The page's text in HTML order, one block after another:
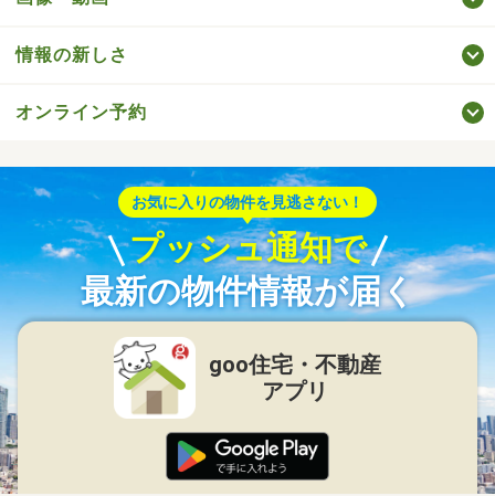
情報の新しさ
オンライン予約
お気に入りの物件を見逃さない！
プッシュ通知で
最新の物件情報が届く
goo住宅・不動産
アプリ